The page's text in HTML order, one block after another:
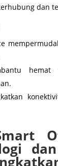
dan
hemat